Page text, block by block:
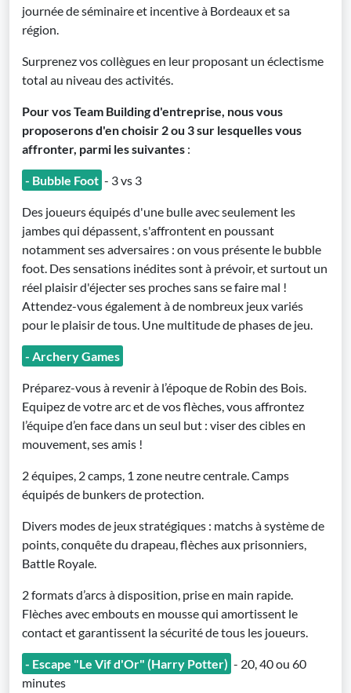
journée de séminaire et incentive à Bordeaux et sa
région.
Surprenez vos collègues en leur proposant un éclectisme
total au niveau des activités.
Pour vos Team Building d'entreprise, nous vous
proposerons d'en choisir 2 ou 3 sur lesquelles vous
affronter, parmi les suivantes :
- Bubble Foot - 3 vs 3
Des joueurs équipés d'une bulle avec seulement les
jambes qui dépassent, s'affrontent en poussant
notamment ses adversaires : on vous présente le bubble
foot. Des sensations inédites sont à prévoir, et surtout un
réel plaisir d'éjecter ses proches sans se faire mal !
Attendez-vous également à de nombreux jeux variés
pour le plaisir de tous. Une multitude de phases de jeu.
- Archery Games
Préparez-vous à revenir à l’époque de Robin des Bois.
Equipez de votre arc et de vos flèches, vous affrontez
l’équipe d’en face dans un seul but : viser des cibles en
mouvement, ses amis !
2 équipes, 2 camps, 1 zone neutre centrale. Camps
équipés de bunkers de protection.
Divers modes de jeux stratégiques : matchs à système de
points, conquête du drapeau, flèches aux prisonniers,
Battle Royale.
2 formats d’arcs à disposition, prise en main rapide.
Flèches avec embouts en mousse qui amortissent le
contact et garantissent la sécurité de tous les joueurs.
- Escape "Le Vif d'Or" (Harry Potter) - 20, 40 ou 60
minutes